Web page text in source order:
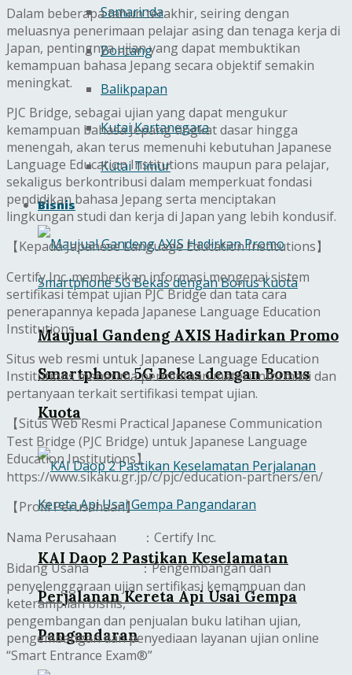
Samarinda
Bontang
Balikpapan
Kutai Kartanegara
Kutai Timur
Bisnis
Maujual Gandeng AXIS Hadirkan Promo
Smartphone 5G Bekas dengan Bonus
Kuota
KAI Daop 2 Pastikan Keselamatan
Perjalanan Kereta Api Usai Gempa
Pangandaran
Dalam beberapa tahun terakhir, seiring dengan
meluasnya penerimaan pelajar asing dan tenaga kerja di
Japan, pentingnya ujian yang dapat membuktikan
kemampuan bahasa Jepang secara objektif semakin
meningkat.
PJC Bridge, sebagai ujian yang dapat mengukur
kemampuan bahasa Jepang tingkat dasar hingga
menengah, akan terus memenuhi kebutuhan Japanese
Language Education Institutions maupun para pelajar,
sekaligus berkontribusi dalam memperkuat fondasi
pendidikan bahasa Jepang serta menciptakan
lingkungan studi dan kerja di Japan yang lebih kondusif.
【Kepada Japanese Language Education Institutions】
Certify Inc. memberikan informasi mengenai sistem
sertifikasi tempat ujian PJC Bridge dan tata cara
penerapannya kepada Japanese Language Education
Institutions.
Situs web resmi untuk Japanese Language Education
Institutions menerima permintaan materi informasi dan
pertanyaan terkait sertifikasi tempat ujian.
【Situs Web Resmi Practical Japanese Communication
Test Bridge (PJC Bridge) untuk Japanese Language
Education Institutions】
https://www.sikaku.gr.jp/c/pjc/education-partners/en/
【Profil Perusahaan】
Nama Perusahaan ：Certify Inc.
Bidang Usaha ：Pengembangan dan
penyelenggaraan ujian sertifikasi kemampuan dan
keterampilan bisnis,
pengembangan dan penjualan buku latihan ujian,
pengembangan dan penyediaan layanan ujian online
“Smart Entrance Exam®”